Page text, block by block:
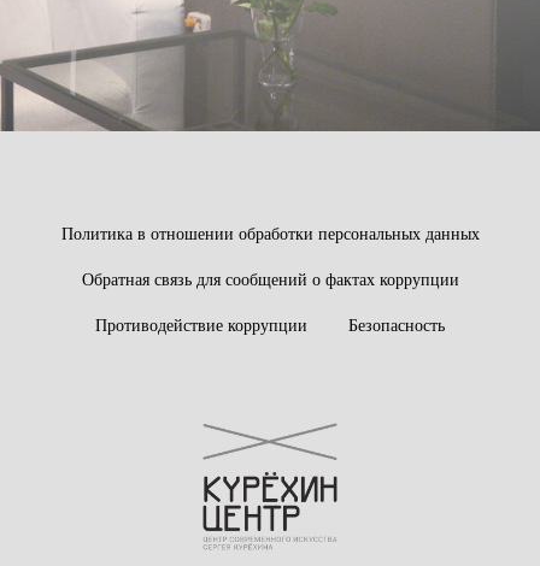
Политика в отношении обработки персональных данных
Обратная связь для сообщений о фактах коррупции
Противодействие коррупции Безопасность